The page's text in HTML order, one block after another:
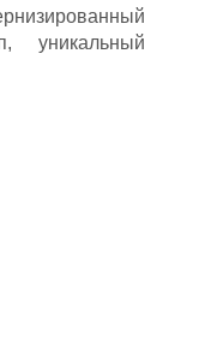
уникальный